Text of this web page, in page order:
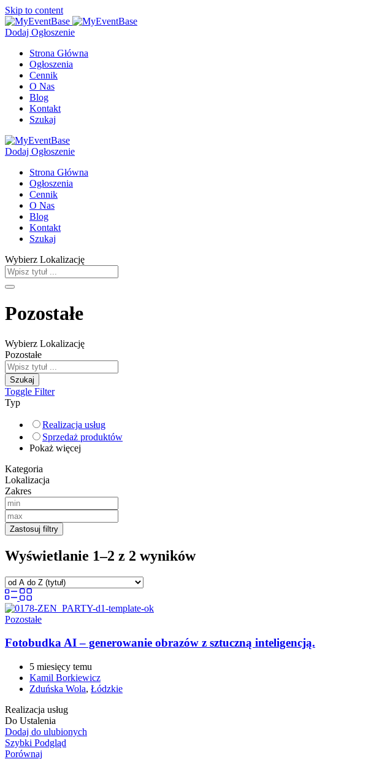
Skip to content
Dodaj Ogłoszenie
Strona Główna
Ogłoszenia
Cennik
O Nas
Blog
Kontakt
Szukaj
Dodaj Ogłoszenie
Strona Główna
Ogłoszenia
Cennik
O Nas
Blog
Kontakt
Szukaj
Wybierz Lokalizację
Pozostałe
Wybierz Lokalizację
Pozostałe
Szukaj
Toggle Filter
Typ
Realizacja usług
Sprzedaż produktów
Pokaż więcej
Kategoria
Lokalizacja
Zakres
Zastosuj filtry
Wyświetlanie 1–2 z 2 wyników
Pozostałe
Fotobudka AI – generowanie obrazów z sztuczną inteligencją.
5 miesięcy temu
Kamil Borkiewicz
Zduńska Wola, Łódzkie
Realizacja usług
Do Ustalenia
Dodaj do ulubionych
Szybki Podgląd
Porównaj